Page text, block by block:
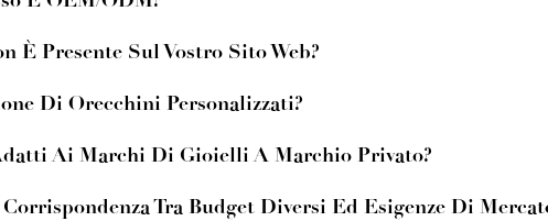
È Presente Sul Vostro Sito Web?
Di Orecchini Personalizzati?
Ai Marchi Di Gioielli A Marchio Privato?
Tra Budget Diversi Ed Esigenze Di